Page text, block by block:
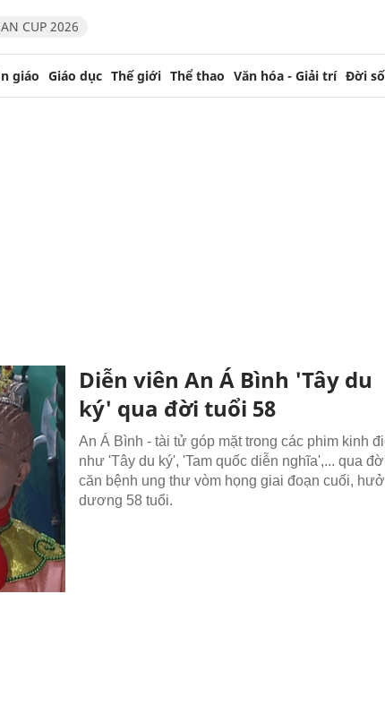
CUP 2026
giáo Giáo dục Thế giới Thể thao Văn hóa - Giải trí Đời
Diễn viên An Á Bình 'Tây du
ký' qua đời tuổi 58
An Á Bình - tài tử góp mặt trong các phim kinh
như 'Tây du ký', 'Tam quốc diễn nghĩa',... qua
căn bệnh ung thư vòm họng giai đoạn cuối,
dương 58 tuổi.